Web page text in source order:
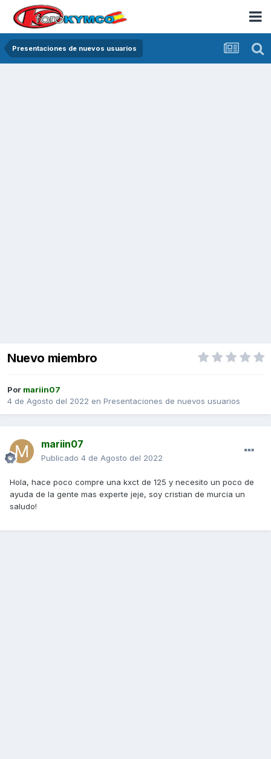
Presentaciones de nuevos usuarios
Nuevo miembro
Por mariin07
4 de Agosto del 2022 en Presentaciones de nuevos usuarios
mariin07
Publicado 4 de Agosto del 2022
Hola, hace poco compre una kxct de 125 y necesito un poco de
ayuda de la gente mas experte jeje, soy cristian de murcia un
saludo!